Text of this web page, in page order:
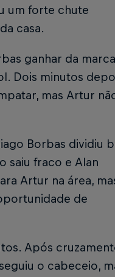
um forte chute
casa.
ganhar da
Dois minutos
mas Artur
Borbas dividiu
saiu fraco e Alan
Artur na área,
de
Após
o cabeceio,